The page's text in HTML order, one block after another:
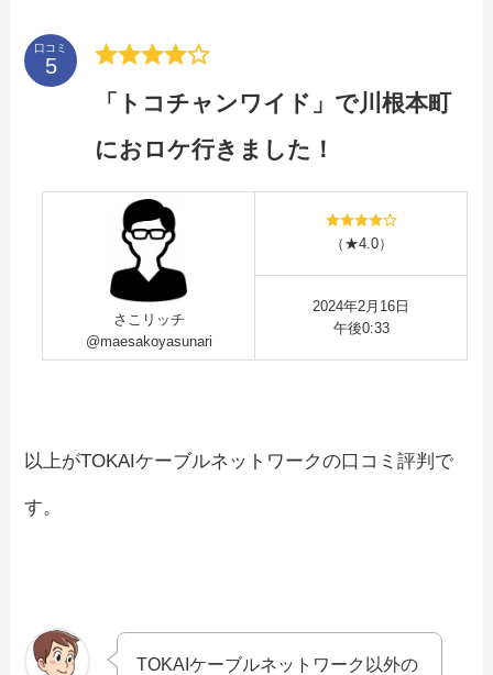
口コミ
「トコチャンワイド」で川根本町
におロケ行きました！
さこリッチ
@maesakoyasunari
（★4.0）
2024年2月16日
午後0:33
以上がTOKAIケーブルネットワークの口コミ評判で
す。
TOKAIケーブルネットワーク以外の